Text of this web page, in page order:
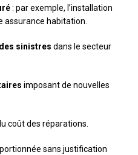
: par exemple, l’installation
assurance habitation.
sinistres dans le secteur
imposant de nouvelles
coût des réparations.
sans justification